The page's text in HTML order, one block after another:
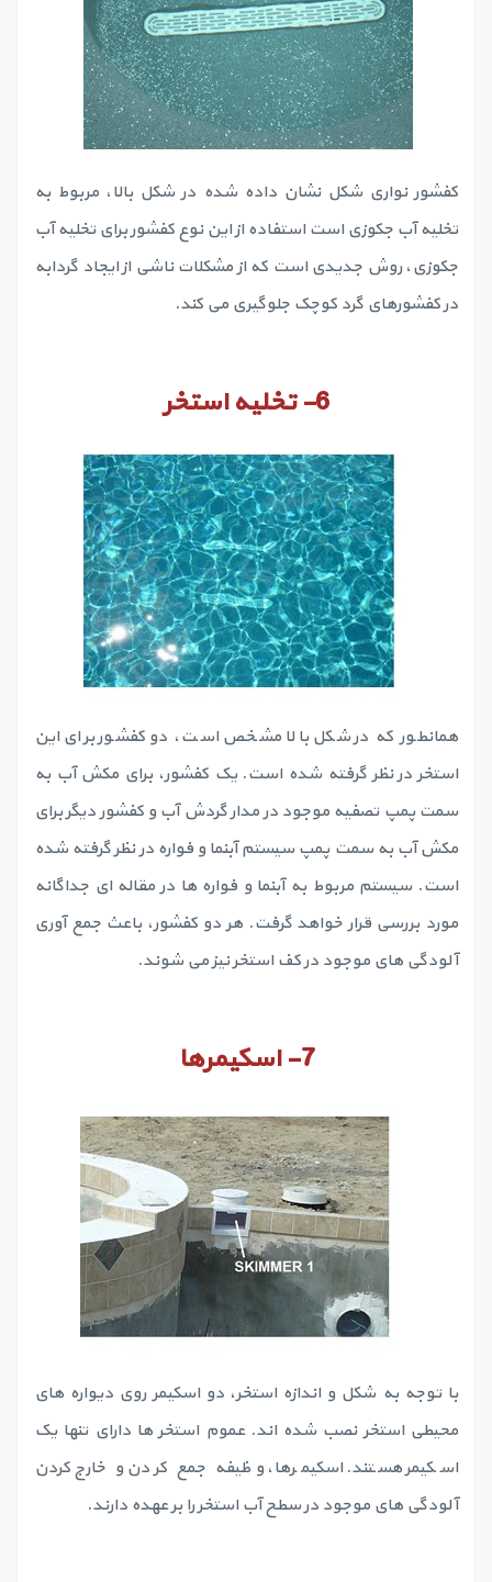
کفشور نواری شکل نشان داده شده در شکل بالا، مربوط به
تخلیه آب جکوزی است استفاده از این نوع کفشور برای تخلیه آب
جکوزی، روش جدیدی است که از مشکلات ناشی از ایجاد گردابه
در کفشورهای گرد کوچک جلوگیری می کند.
6- ‏تخلیه استخر
همانطور که در شکل بالا مشخص است، دو کفشور برای این
استخر در نظر گرفته شده است. یک کفشور، برای مکش آب به
سمت پمپ تصفیه موجود در مدار گردش آب و کفشور دیگر برای
مکش آب به سمت پمپ سیستم آبنما و فواره در نظر گرفته شده
است. سیستم مربوط به آبنما و فواره ها در مقاله ای جداگانه
مورد بررسی قرار خواهد گرفت. هر دو کفشور، باعث جمع آوری
آلودگی های موجود در کف استخر نیز می شوند.
7- اسکیمرها
با توجه به شکل و اندازه استخر، دو اسکیمر روی دیواره های
محیطی استخر نصب شده اند. عموم استخر ها دارای تنها یک
اسکیمر هستند. اسکیمرها، وظیفه جمع کردن و خارج کردن
آلودگی های موجود در سطح آب استخر را بر عهده دارند.